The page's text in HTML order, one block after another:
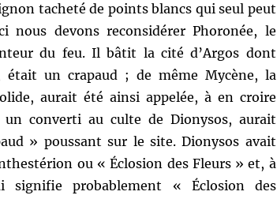
tacheté de points blancs qui seul peut
nous devons reconsidérer Phoronée, le
du feu. Il bâtit la cité d’Argos dont
était un crapaud ; de même Mycène, la
aurait été ainsi appelée, à en croire
un converti au culte de Dionysos, aurait
» poussant sur le site. Dionysos avait
ou « Éclosion des Fleurs » et, à
signifie probablement « Éclosion des